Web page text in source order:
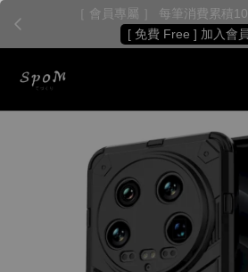
［ 會員專屬 ］ 每筆消費累積
[ 免費 Free ] 加入會員